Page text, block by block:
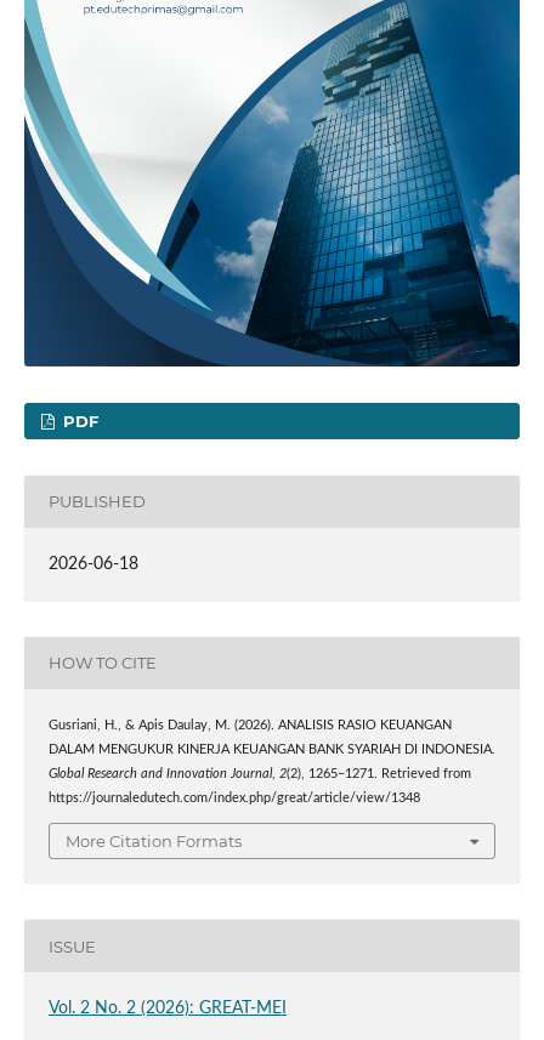
PDF
PUBLISHED
2026-06-18
HOW TO CITE
Gusriani, H., & Apis Daulay, M. (2026). ANALISIS RASIO KEUANGAN
DALAM MENGUKUR KINERJA KEUANGAN BANK SYARIAH DI INDONESIA.
Global Research and Innovation Journal, 2(2), 1265–1271. Retrieved from
https://journaledutech.com/index.php/great/article/view/1348
More Citation Formats
ISSUE
Vol. 2 No. 2 (2026): GREAT-MEI